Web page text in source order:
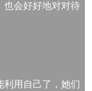
也会好好地对对待
用自己了，她们